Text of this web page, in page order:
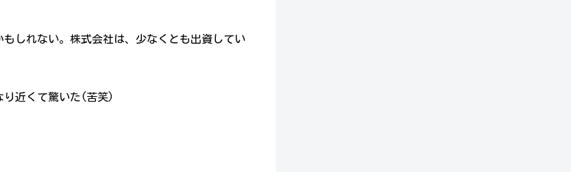
しれない。株式会社は、少なくとも出資してい
り近くて驚いた(苦笑)